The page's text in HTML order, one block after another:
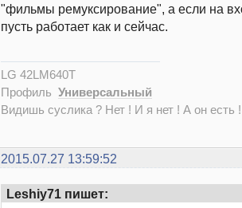
"фильмы ремуксирование", а если на
пусть работает как и сейчас.
LG 42LM640T
Профиль Универсальный
Видишь суслика ? Нет ! И я нет ! А он есть
2015.07.27 13:59:52
Leshiy71 пишет: